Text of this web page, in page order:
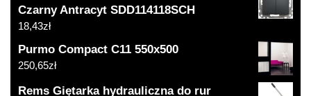
Czarny Antracyt SDD114118SCH
18,43zł
Purmo Compact C11 550x500
250,65zł
Rems Giętarka hydrauliczna do rur